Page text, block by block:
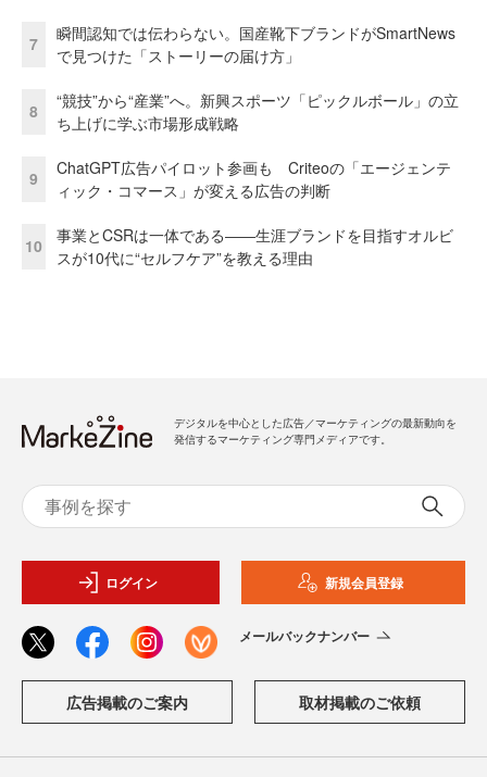
7
瞬間認知では伝わらない。国産靴下ブランドがSmartNews
で見つけた「ストーリーの届け方」
8
“競技”から“産業”へ。新興スポーツ「ピックルボール」の立
ち上げに学ぶ市場形成戦略
9
ChatGPT広告パイロット参画も Criteoの「エージェンテ
ィック・コマース」が変える広告の判断
10
事業とCSRは一体である――生涯ブランドを目指すオルビ
スが10代に“セルフケア”を教える理由
デジタルを中心とした広告／マーケティングの最新動向を
発信するマーケティング専門メディアです。
ログイン 新規会員登録
メールバックナンバー
広告掲載のご案内 取材掲載のご依頼